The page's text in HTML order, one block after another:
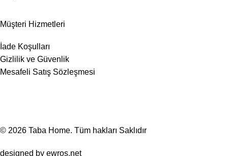
Müşteri Hizmetleri
İade Koşulları
Gizlilik ve Güvenlik
Mesafeli Satış Sözleşmesi
© 2026 Taba Home. Tüm hakları Saklıdır
designed by ewros.net